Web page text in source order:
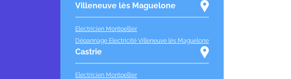
Villeneuve lès Maguelone
Electricien Montpellier
Dépannage Electricité Villeneuve lès Maguelone
Castrie
Electricien Montpellier